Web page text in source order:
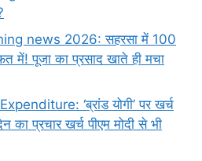
news 2026: सहरसा में 100
में! पूजा का प्रसाद खाते ही मचा
‘ब्रांड योगी’ पर खर्च
का प्रचार खर्च पीएम मोदी से भी